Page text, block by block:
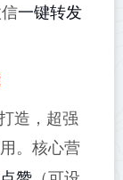
一键转发
造，超强
。核心营